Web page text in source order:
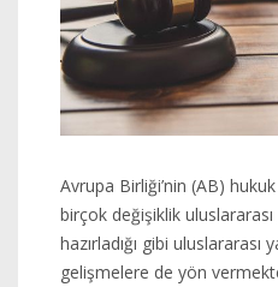
Avrupa Birliği’nin (AB)
birçok değişiklik
hazırladığı gibi uluslararası
gelişmelere de yön